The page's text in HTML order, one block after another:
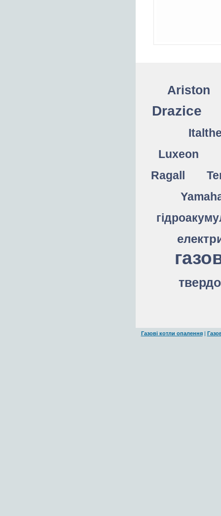
Ariston
Drazice
Luxeon
Ragall
Газові котли опалення|